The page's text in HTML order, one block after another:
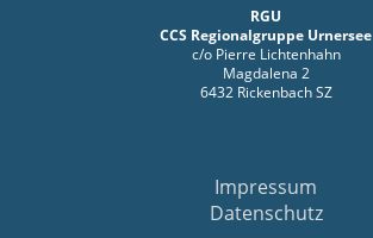
RGU
CCS Regionalgruppe Urnersee
c/o Pierre Lichtenhahn
Magdalena 2
6432 Rickenbach SZ
Impressum
Datenschutz